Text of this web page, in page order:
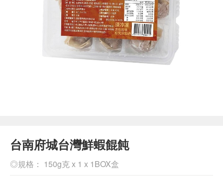
台南府城台灣鮮蝦餛飩
◎規格： 150g克 x 1 x 1BOX盒